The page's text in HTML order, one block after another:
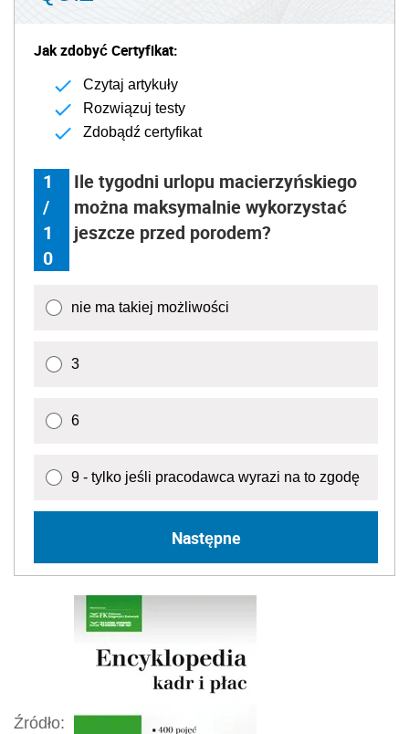
Jak zdobyć Certyfikat:
Czytaj artykuły
Rozwiązuj testy
Zdobądź certyfikat
1
/
1
0
Ile tygodni urlopu macierzyńskiego
można maksymalnie wykorzystać
jeszcze przed porodem?
nie ma takiej możliwości
3
6
9 - tylko jeśli pracodawca wyrazi na to zgodę
Następne
Źródło: